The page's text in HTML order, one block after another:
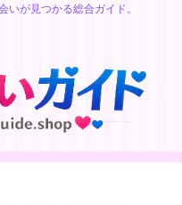
いが見つかる総合ガイド。